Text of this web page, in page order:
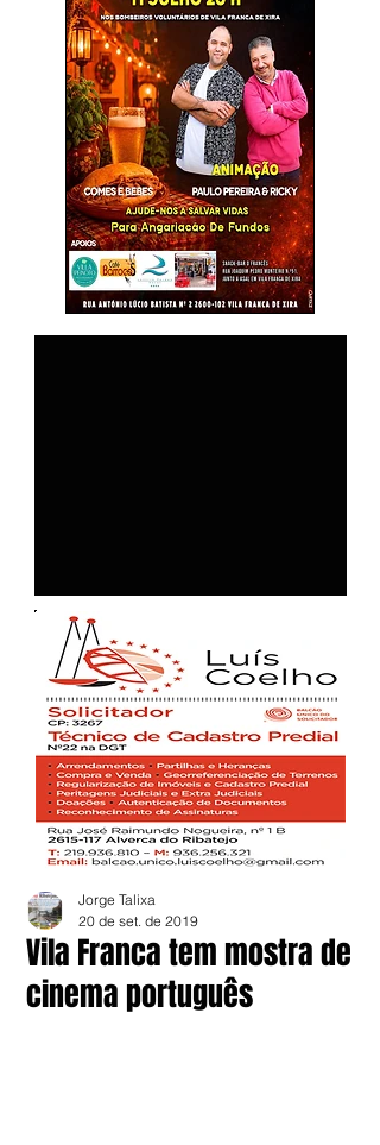
Vila Franca tem mostra de
cinema português
Jorge Talixa
20 de set. de 2019